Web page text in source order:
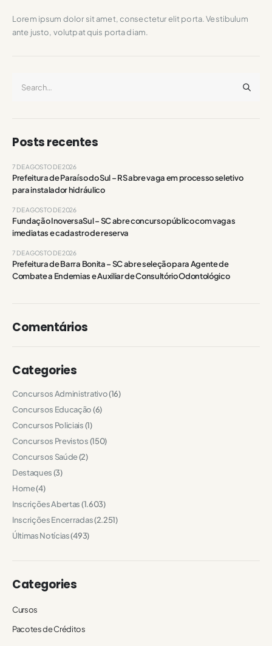
Lorem ipsum dolor sit amet, consectetur elit porta. Vestibulum
ante justo, volutpat quis porta diam.
Posts recentes
Prefeitura de Paraíso do Sul – RS abre vaga em processo seletivo
para instalador hidráulico
7 DE AGOSTO DE 2026
Fundação InoversaSul – SC abre concurso público com vagas
imediatas e cadastro de reserva
7 DE AGOSTO DE 2026
Prefeitura de Barra Bonita – SC abre seleção para Agente de
Combate a Endemias e Auxiliar de Consultório Odontológico
7 DE AGOSTO DE 2026
Comentários
Categories
Concursos Administrativo(16)
Concursos Educação(6)
Concursos Policiais(1)
Concursos Previstos(150)
Concursos Saúde(2)
Destaques(3)
Home(4)
Inscrições Abertas(1.603)
Inscrições Encerradas(2.251)
Últimas Notícias(493)
Categories
Cursos
Pacotes de Créditos